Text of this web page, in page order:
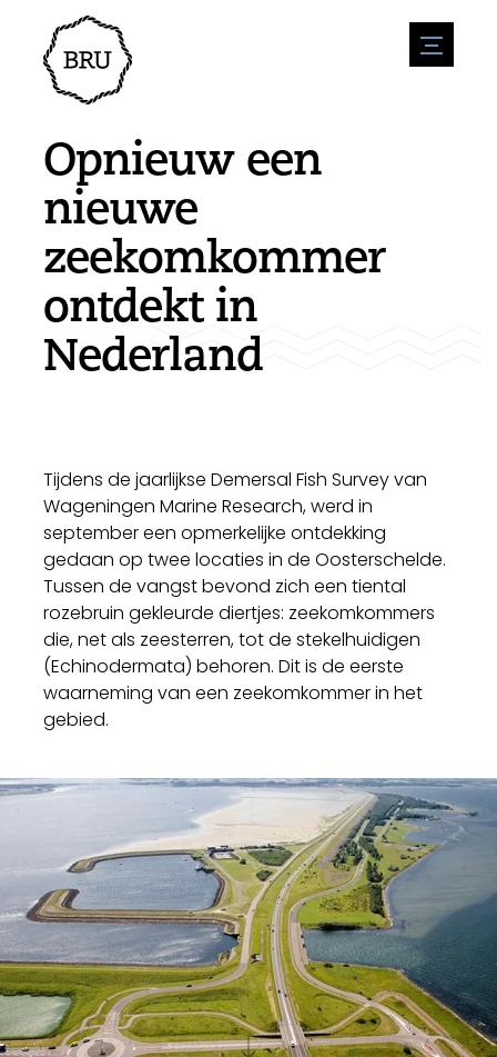
menu
Agenda
Evenement aanmelden
Overnachting
Winkels
Natuur en water
Sport
Bezienswaardigheden
Historie
Bereikbaarheid
Parkeren
Leefomgeving
Ondernemen
Vacatures
Vacature plaatsen
Bedrijven
Biz Bruinisse
Nieuwsoverzicht
Stuur een nieuwsbericht in
Opnieuw een
nieuwe
zeekomkommer
ontdekt in
Nederland
Tijdens de jaarlijkse Demersal Fish Survey van
Wageningen Marine Research, werd in
september een opmerkelijke ontdekking
gedaan op twee locaties in de Oosterschelde.
Tussen de vangst bevond zich een tiental
rozebruin gekleurde diertjes: zeekomkommers
die, net als zeesterren, tot de stekelhuidigen
(Echinodermata) behoren. Dit is de eerste
waarneming van een zeekomkommer in het
gebied.